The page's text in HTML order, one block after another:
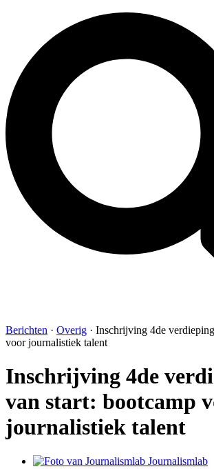
Berichten · Overig · Inschrijving 4de
voor journalistiek talent
Inschrijving 4de
van start: bootcamp
journalistiek talent
Journalismlab